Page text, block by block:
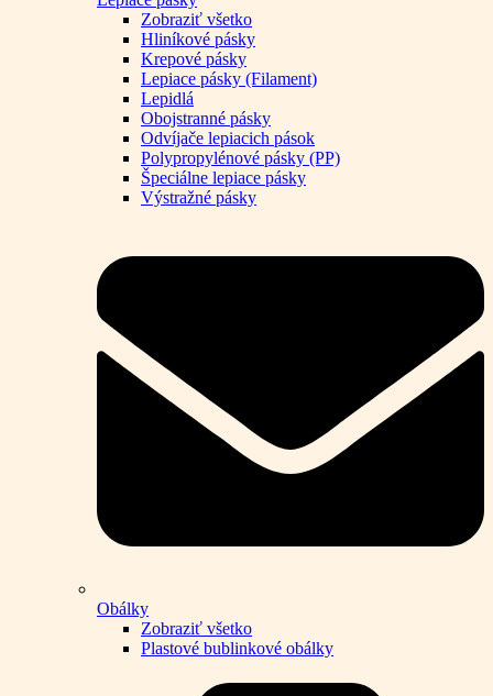
Zobraziť všetko
Hliníkové pásky
Krepové pásky
Lepiace pásky (Filament)
Lepidlá
Obojstranné pásky
Odvíjače lepiacich pások
Polypropylénové pásky (PP)
Špeciálne lepiace pásky
Výstražné pásky
Obálky
Zobraziť všetko
Plastové bublinkové obálky